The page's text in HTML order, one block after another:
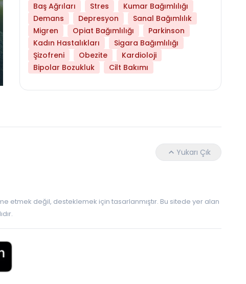
Daha Az Protein Tüketmek Yaşlanmayı
Baş Ağrıları
Stres
Kumar Bağımlılığı
Demans
Depresyon
Sanal Bağımlılık
Migren
Opiat Bağımlılığı
Parkinson
Kadın Hastalıkları
Sigara Bağımlılığı
Şizofreni
Obezite
Kardioloji
Bipolar Bozukluk
Cilt Bakımı
Yukarı Çık
etmek değil, desteklemek için tasarlanmıştır. Bu sitede yer alan